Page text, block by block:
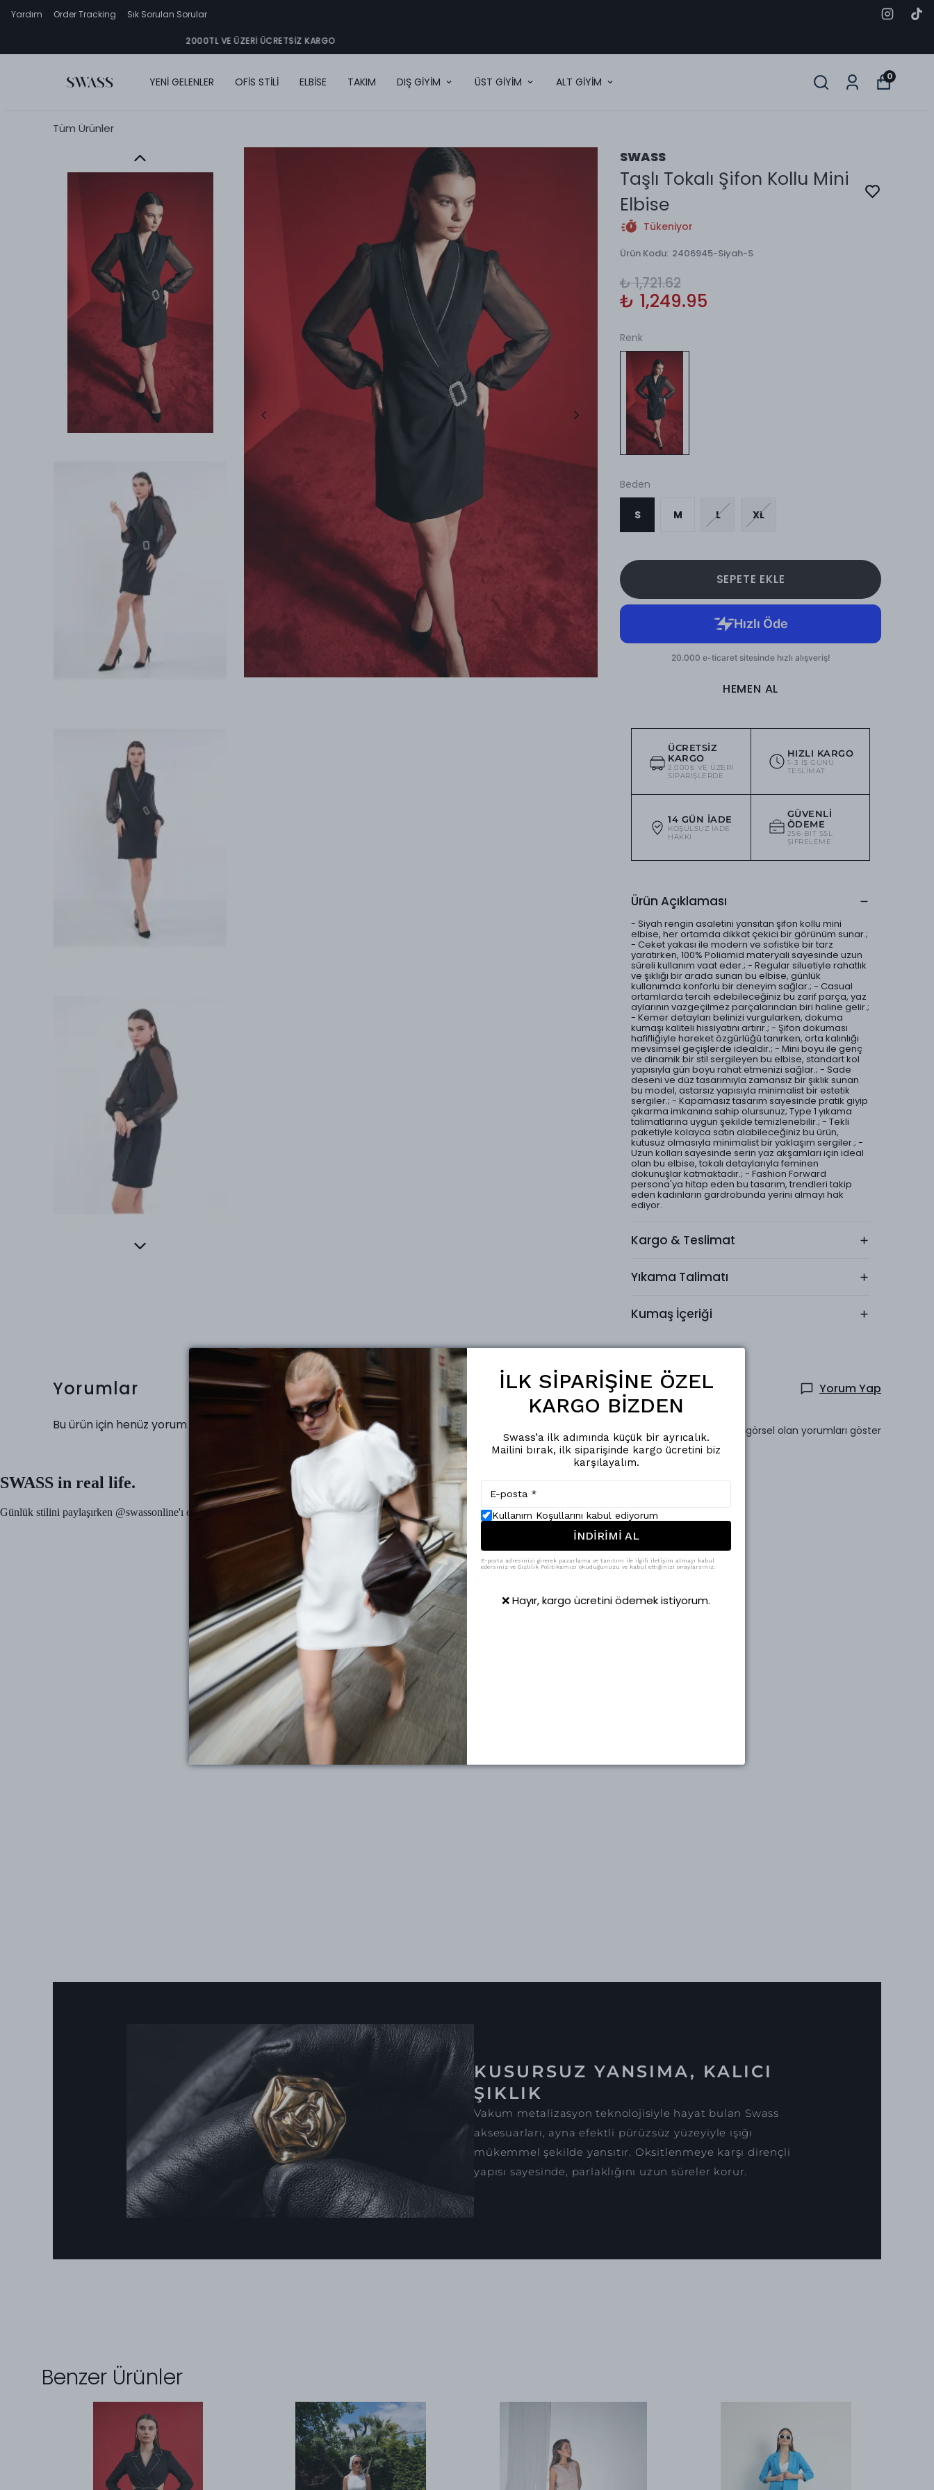
Yardım Order Tracking Sık Sorulan Sorular
YENİ GELENLER OFİS STİLİ ELBİSE TAKIM DIŞ GİYİM ÜST GİYİM ALT GİYİM 0
Tüm Ürünler
SWASS
Taşlı Tokalı Şifon Kollu Mini
Elbise
Tükeniyor
Ürün Kodu: 2406945-Siyah-S
₺ 1,721.62
₺ 1,249.95
Renk
Beden
S M L XL
SEPETE EKLE
HEMEN AL
ÜCRETSIZ
KARGO
2.000₺ VE ÜZERI
SIPARIŞLERDE
HIZLI KARGO
1–3 IŞ GÜNÜ
TESLIMAT
14 GÜN İADE
KOŞULSUZ IADE
HAKKI
GÜVENLI
ÖDEME
256-BIT SSL
ŞIFRELEME
Ürün Açıklaması
- Siyah rengin asaletini yansıtan şifon kollu mini
elbise, her ortamda dikkat çekici bir görünüm sunar.;
- Ceket yakası ile modern ve sofistike bir tarz
yaratırken, 100% Poliamid materyali sayesinde uzun
süreli kullanım vaat eder.; - Regular siluetiyle rahatlık
ve şıklığı bir arada sunan bu elbise, günlük
kullanımda konforlu bir deneyim sağlar.; - Casual
ortamlarda tercih edebileceğiniz bu zarif parça, yaz
aylarının vazgeçilmez parçalarından biri haline gelir.;
- Kemer detayları belinizi vurgularken, dokuma
kumaşı kaliteli hissiyatını artırır.; - Şifon dokuması
hafifliğiyle hareket özgürlüğü tanırken, orta kalınlığı
mevsimsel geçişlerde idealdir.; - Mini boyu ile genç
ve dinamik bir stil sergileyen bu elbise, standart kol
yapısıyla gün boyu rahat etmenizi sağlar.; - Sade
deseni ve düz tasarımıyla zamansız bir şıklık sunan
bu model, astarsız yapısıyla minimalist bir estetik
sergiler.; - Kapamasız tasarım sayesinde pratik giyip
çıkarma imkanına sahip olursunuz; Type 1 yıkama
talimatlarına uygun şekilde temizlenebilir.; - Tekli
paketiyle kolayca satın alabileceğiniz bu ürün,
kutusuz olmasıyla minimalist bir yaklaşım sergiler.; -
Uzun kolları sayesinde serin yaz akşamları için ideal
olan bu elbise, tokalı detaylarıyla feminen
dokunuşlar katmaktadır.; - Fashion Forward
persona'ya hitap eden bu tasarım, trendleri takip
eden kadınların gardrobunda yerini almayı hak
ediyor.
Kargo & Teslimat
Yıkama Talimatı
Kumaş İçeriği
Yorumlar Yorum Yap
Bu ürün için henüz yorum yapılmamış. Sadece görsel olan yorumları göster
KUSURSUZ YANSIMA, KALICI
ŞIKLIK
Vakum metalizasyon teknolojisiyle hayat bulan Swass
aksesuarları, ayna efektli pürüzsüz yüzeyiyle ışığı
mükemmel şekilde yansıtır. Oksitlenmeye karşı dirençli
yapısı sayesinde, parlaklığını uzun süreler korur.
Benzer Ürünler
İLK SİPARİŞİNE ÖZEL
KARGO BİZDEN
Swass’a ilk adımında küçük bir ayrıcalık.
Mailini bırak, ilk siparişinde kargo ücretini biz
karşılayalım.
Kullanım Koşullarını kabul ediyorum
İNDİRİMİ AL
E-posta adresinizi girerek pazarlama ve tanıtım ile ilgili iletişim almayı kabul
edersiniz ve Gizlilik Politikamızı okuduğunuzu ve kabul ettiğinizi onaylarsınız.
❌ Hayır, kargo ücretini ödemek istiyorum.